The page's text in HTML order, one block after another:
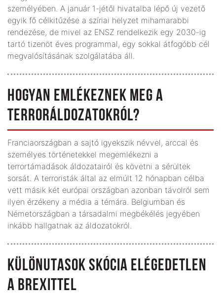
személyében. A január 1-jétől hivatalba lépő új vezető
egyik fő célkitűzése a szíriai helyzet mihamarabbi
rendezése, de mivel az ENSZ rendelkezik egy 2030-ig
tartó tizenöt éves programmal, egy sokkal átfogóbb cél
megvalósításának szolgálatába áll.
HOGYAN EMLÉKEZNEK MEG A
TERRORÁLDOZATOKRÓL?
Franciaországban a sajtó igyekszik névvel, arccal és
személyes történetekkel megemlékezni a
terrortámadások áldozatairól és követni a sérültek
sorsát. A terroristák által az elmúlt 12 hónapban célba
vett másik két európai országban azonban távolról sem
ilyen érzékeny a média a témára. Belgiumban és
Németországban a társadalmi megbékélés jegyében
inkább hallgatnak az áldozatokról.
KÜLÖNUTASOK SKÓCIA ELÉGEDETLEN
A BREXITTEL